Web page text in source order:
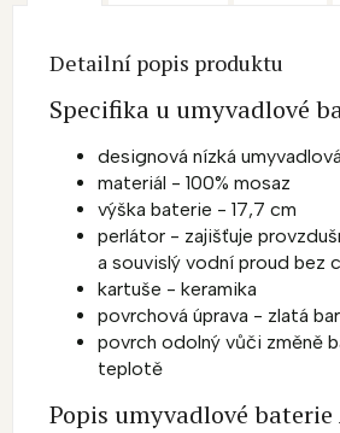
Detailní popis produktu
Specifika u umyvadlové
designová nízká
materiál - 100% mosaz
výška baterie - 17,7 cm
perlátor - zajišťuje
a souvislý vodní proud bez
kartuše - keramika
povrchová úprava - zlatá
povrch odolný vůči změně
teplotě
Popis umyvadlové